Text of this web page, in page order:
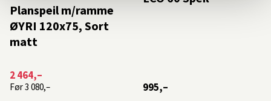
Planspeil m/ramme
ØYRI 120x75, Sort
matt
2 464,–
Før3 080,– 995,–